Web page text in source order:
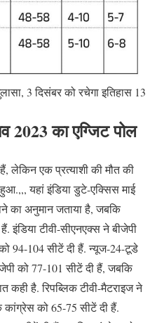
3 दिसंबर को रचेगा इतिहास 13
2023 का एग्जिट पोल
लेकिन एक प्रत्याशी की मौत की
यहां इंडिया डुटे-एक्सिस माई
का अनुमान जताया है, जबकि
टीवी-सीएनएक्स ने बीजेपी
94-104 सीटें दी हैं. न्यूज-24-टूडे
को 77-101 सीटें दी हैं, जबकि
कही है. रिपब्लिक टीवी-मैटराइज ने
कांग्रेस को 65-75 सीटें दी हैं.